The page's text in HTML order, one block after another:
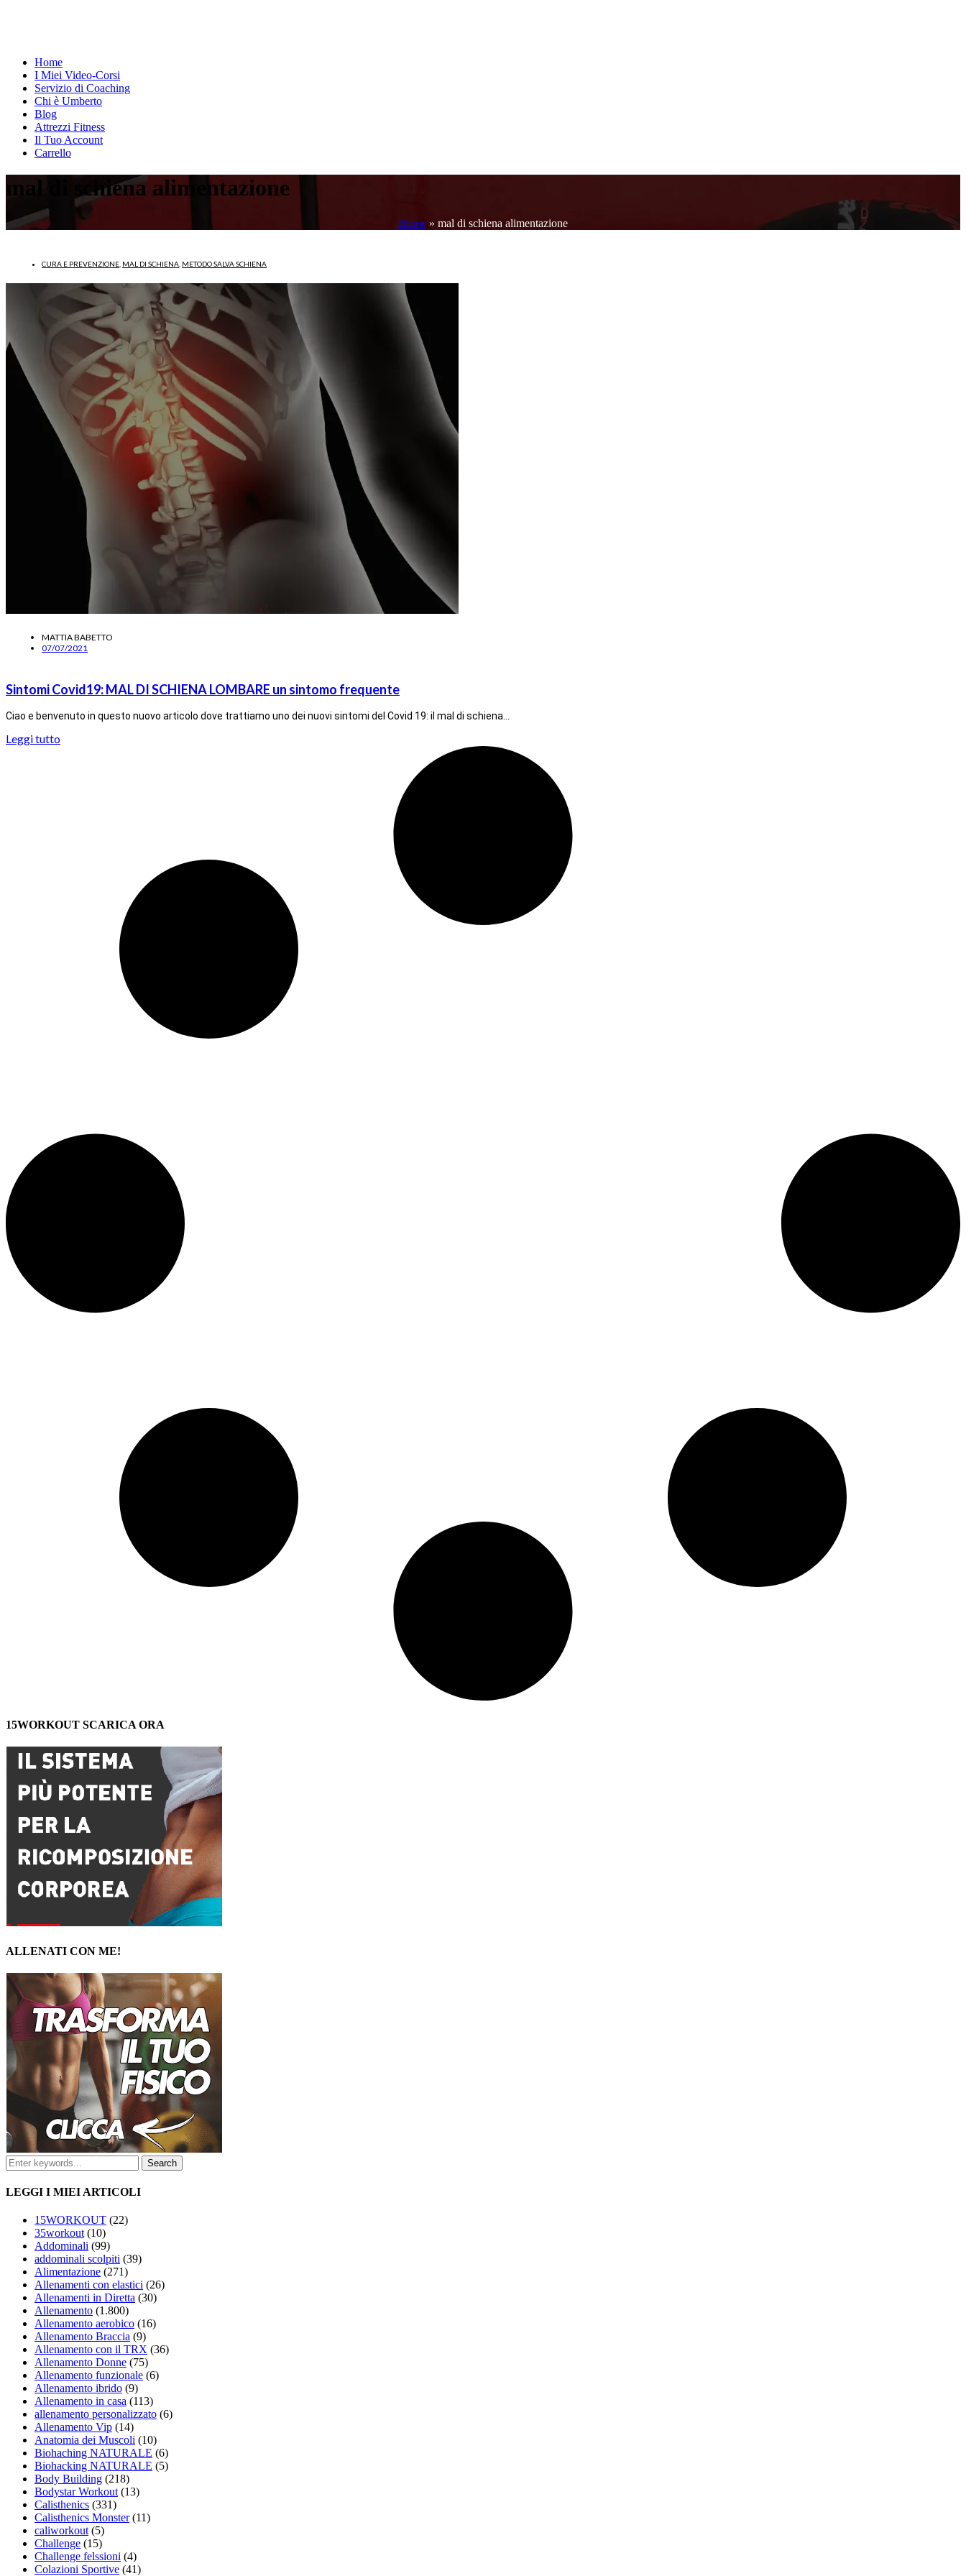
Home
I Miei Video-Corsi
Servizio di Coaching
Chi è Umberto
Blog
Attrezzi Fitness
Il Tuo Account
Carrello
mal di schiena alimentazione
Home » mal di schiena alimentazione
CURA E PREVENZIONE MAL DI SCHIENA METODO SALVA SCHIENA
MATTIA BABETTO
07/07/2021
Sintomi Covid19: MAL DI SCHIENA LOMBARE un sintomo frequente
Ciao e benvenuto in questo nuovo articolo dove trattiamo uno dei nuovi sintomi del Covid 19: il mal di schiena…
Leggi tutto
15WORKOUT SCARICA ORA
ALLENATI CON ME!
LEGGI I MIEI ARTICOLI
15WORKOUT (22)
35workout(10)
Addominali (99)
addominali scolpiti (39)
Alimentazione (271)
Allenamenti con elastici (26)
Allenamenti in Diretta (30)
Allenamento (1.800)
Allenamento aerobico (16)
Allenamento Braccia (9)
Allenamento con il TRX (36)
Allenamento Donne (75)
Allenamento funzionale (6)
Allenamento ibrido (9)
Allenamento in casa (113)
allenamento personalizzato (6)
Allenamento Vip (14)
Anatomia dei Muscoli (10)
Biohaching NATURALE (6)
Biohacking NATURALE (5)
Body Building (218)
Bodystar Workout(13)
Calisthenics (331)
Calisthenics Monster(11)
caliworkout(5)
Challenge (15)
Challenge felssioni (4)
Colazioni Sportive (41)